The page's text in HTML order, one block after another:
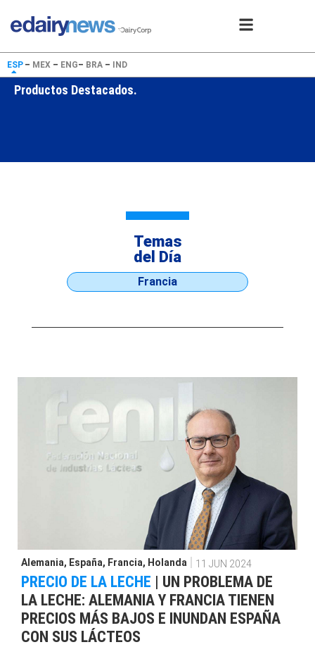
ESP– MEX – ENG– BRA – IND
Productos Destacados.
Temas
del Día
Francia
Alemania, España, Francia, Holanda 11 JUN 2024
PRECIO DE LA LECHE | UN PROBLEMA DE
LA LECHE: ALEMANIA Y FRANCIA TIENEN
PRECIOS MÁS BAJOS E INUNDAN ESPAÑA
CON SUS LÁCTEOS